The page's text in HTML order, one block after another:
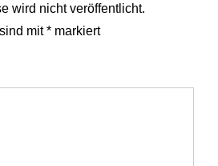
wird nicht veröffentlicht.
mit* markiert